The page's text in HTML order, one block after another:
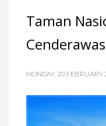
Taman
MONDAY, 20 FEBRUARY